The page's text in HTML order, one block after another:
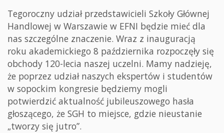
Tegoroczny udział przedstawicieli Szkoły Głównej
Handlowej w Warszawie w EFNI będzie mieć dla
nas szczególne znaczenie. Wraz z inauguracją
roku akademickiego 8 października rozpoczęły się
obchody 120-lecia naszej uczelni. Mamy nadzieję,
że poprzez udział naszych ekspertów i studentów
w sopockim kongresie będziemy mogli
potwierdzić aktualność jubileuszowego hasła
głoszącego, że SGH to miejsce, gdzie nieustanie
„tworzy się jutro”.